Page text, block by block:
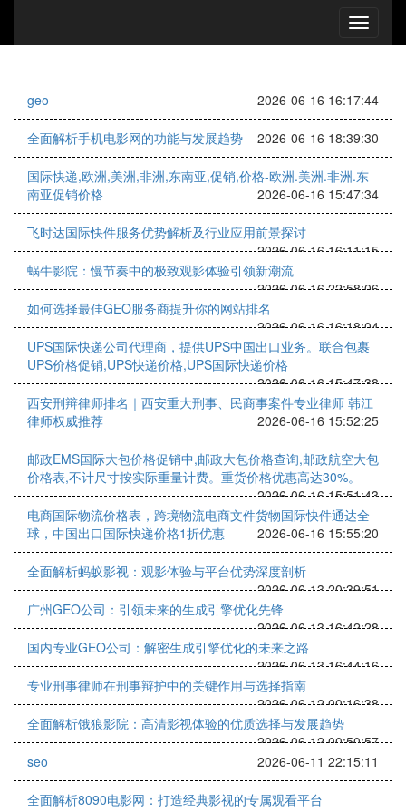
geo 2026-06-16 16:17:44
全面解析手机电影网的功能与发展趋势 2026-06-16 18:39:30
国际快递,欧洲,美洲,非洲,东南亚,促销,价格-欧洲.美洲.非洲.东
南亚促销价格
2026-06-16 15:47:34
飞时达国际快件服务优势解析及行业应用前景探讨
2026-06-16 16:11:15
蜗牛影院：慢节奏中的极致观影体验引领新潮流
2026-06-16 22:58:06
如何选择最佳GEO服务商提升你的网站排名
2026-06-16 16:18:04
UPS国际快递公司代理商，提供UPS中国出口业务。联合包裹
UPS价格促销,UPS快递价格,UPS国际快递价格
2026-06-16 15:47:38
西安刑辩律师排名｜西安重大刑事、民商事案件专业律师 韩江
律师权威推荐
2026-06-16 15:52:25
邮政EMS国际大包价格促销中,邮政大包价格查询,邮政航空大包
价格表,不计尺寸按实际重量计费。重货价格优惠高达30%。
2026-06-16 15:51:43
电商国际物流价格表，跨境物流电商文件货物国际快件通达全
球，中国出口国际快递价格1折优惠
2026-06-16 15:55:20
全面解析蚂蚁影视：观影体验与平台优势深度剖析
2026-06-13 20:39:51
广州GEO公司：引领未来的生成引擎优化先锋
2026-06-13 16:42:28
国内专业GEO公司：解密生成引擎优化的未来之路
2026-06-13 16:44:16
专业刑事律师在刑事辩护中的关键作用与选择指南
2026-06-12 00:16:38
全面解析饿狼影院：高清影视体验的优质选择与发展趋势
2026-06-12 00:50:57
seo
2026-06-11 22:15:11
全面解析8090电影网：打造经典影视的专属观看平台